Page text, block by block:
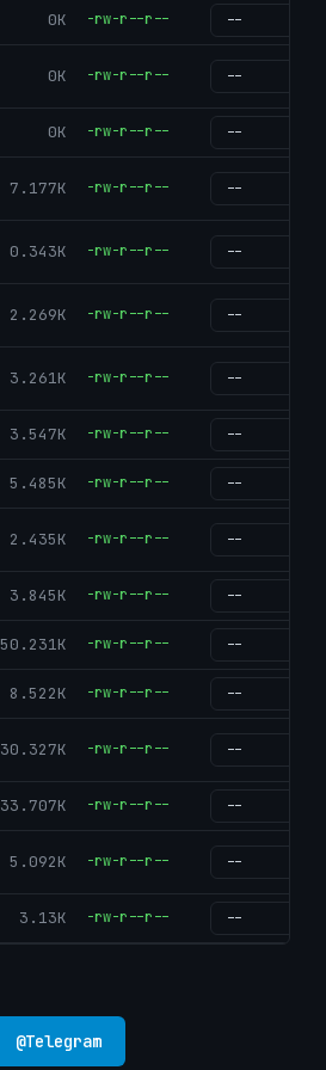
0K -rw-r--r--
0K -rw-r--r--
0K -rw-r--r--
7.177K -rw-r--r--
0.343K -rw-r--r--
2.269K -rw-r--r--
3.261K -rw-r--r--
3.547K -rw-r--r--
5.485K -rw-r--r--
2.435K -rw-r--r--
3.845K -rw-r--r--
50.231K -rw-r--r--
8.522K -rw-r--r--
30.327K -rw-r--r--
33.707K -rw-r--r--
5.092K -rw-r--r--
3.13K -rw-r--r--
@Telegram